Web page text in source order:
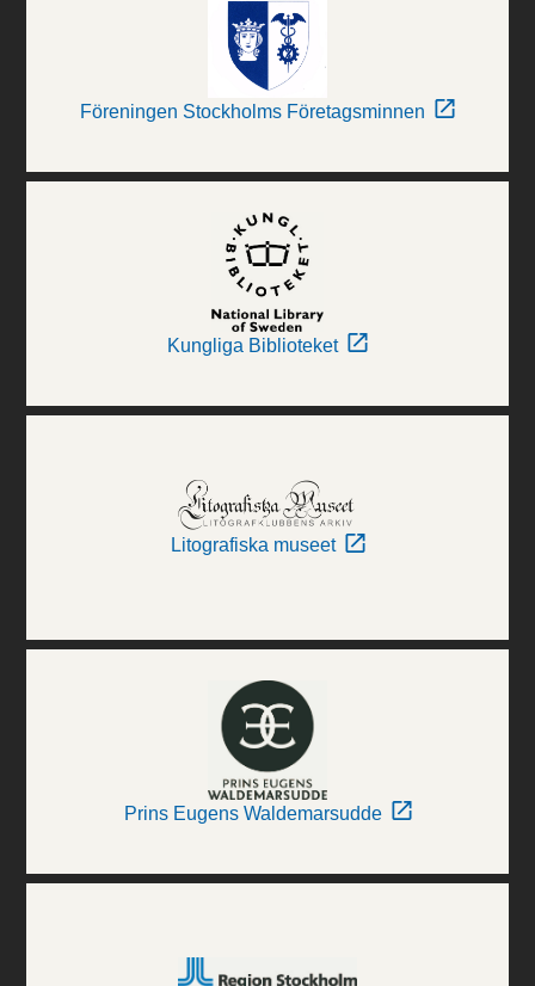
Föreningen Stockholms Företagsminnen
Kungliga Biblioteket
Litografiska museet
Prins Eugens Waldemarsudde